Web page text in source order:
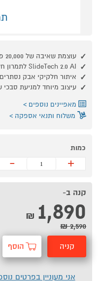
עוצמת שאיבה של 20,000 פסקל
SlideTech 2.0 AI לתמרון חלק
איתור חלקיקי אבק נסתרים
עיצוב מיוחד למניעת סבכי
מאפיינים נוספים
משלוח ותנאי אספקה
כמות
+
-
קנה ב-
1,890
₪
2,590 ₪
קניה הוסף
אני מעוניין בפרטים